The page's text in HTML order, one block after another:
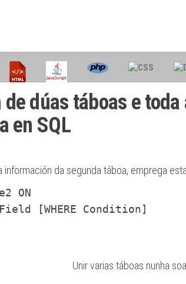
dúas táboas e toda
en SQL
da segunda táboa, emprega
ON
[WHERE Condition]
Unir varias táboas nunha